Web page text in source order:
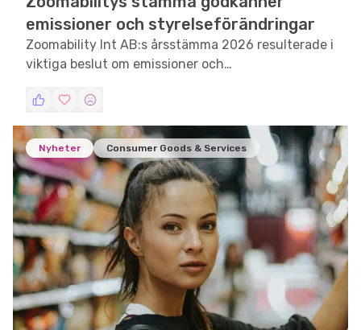
emissioner och styrelseförändringar
Zoomability Int AB:s årsstämma 2026 resulterade i
viktiga beslut om emissioner och
Nyheter Consumer Goods & Services